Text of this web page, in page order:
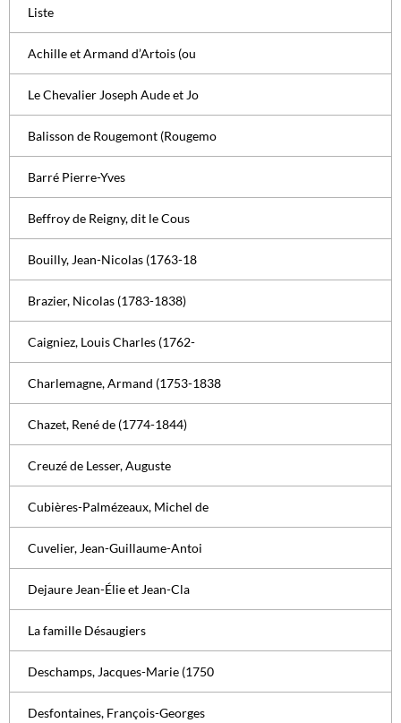
Liste
Achille et Armand d’Artois (ou
Le Chevalier Joseph Aude et Jo
Balisson de Rougemont (Rougemo
Barré Pierre-Yves
Beffroy de Reigny, dit le Cous
Bouilly, Jean-Nicolas (1763-18
Brazier, Nicolas (1783-1838)
Caigniez, Louis Charles (1762-
Charlemagne, Armand (1753-1838
Chazet, René de (1774-1844)
Creuzé de Lesser, Auguste
Cubières-Palmézeaux, Michel de
Cuvelier, Jean-Guillaume-Antoi
Dejaure Jean-Élie et Jean-Cla
La famille Désaugiers
Deschamps, Jacques-Marie (1750
Desfontaines, François-Georges